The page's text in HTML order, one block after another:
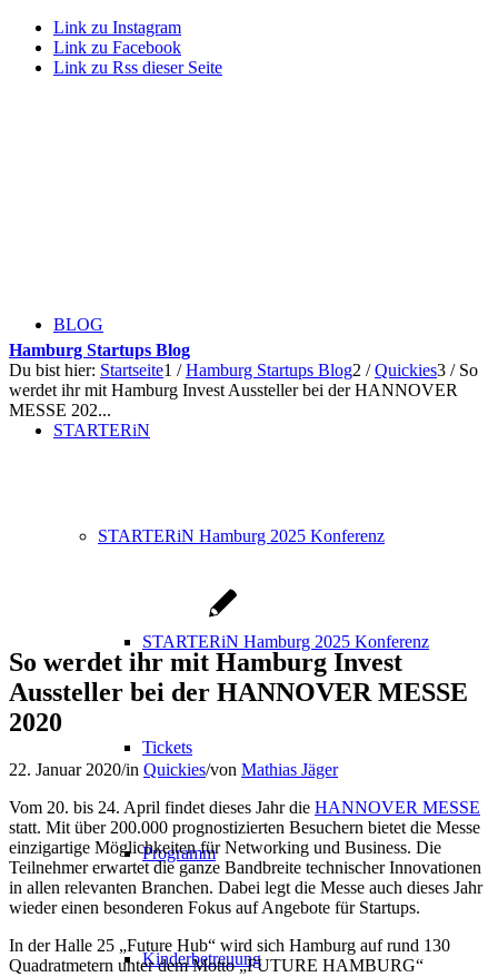
Link zu Instagram
Link zu Facebook
Link zu Rss dieser Seite
BLOG
STARTERiN
STARTERiN Hamburg 2025 Konferenz
STARTERiN Hamburg 2025 Konferenz
Tickets
Programm
Kinderbetreuung
Hamburg Startups Blog
Du bist hier: Startseite1 / Hamburg Startups Blog2 / Quickies3 / So
werdet ihr mit Hamburg Invest Aussteller bei der HANNOVER
MESSE 202...
So werdet ihr mit Hamburg Invest
Aussteller bei der HANNOVER MESSE
2020
22. Januar 2020/in Quickies/von Mathias Jäger
Vom 20. bis 24. April findet dieses Jahr die HANNOVER MESSE
statt. Mit über 200.000 prognostizierten Besuchern bietet die Messe
einzigartige Möglichkeiten für Networking und Business. Die
Teilnehmer erwartet die ganze Bandbreite technischer Innovationen
in allen relevanten Branchen. Dabei legt die Messe auch dieses Jahr
wieder einen besonderen Fokus auf Angebote für Startups.
In der Halle 25 „Future Hub“ wird sich Hamburg auf rund 130
Quadratmetern unter dem Motto „FUTURE HAMBURG“